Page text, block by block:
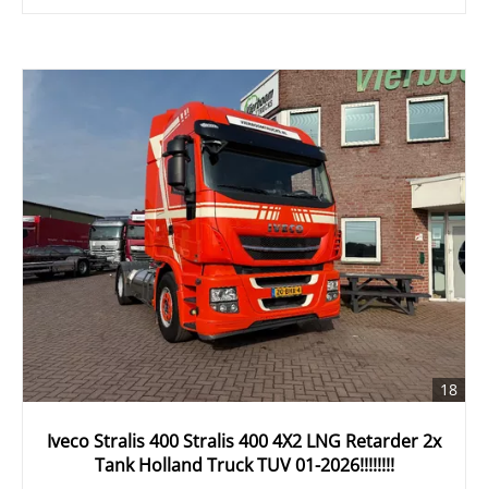
18
Iveco Stralis 400 Stralis 400 4X2 LNG Retarder 2x
Tank Holland Truck TUV 01-2026!!!!!!!!